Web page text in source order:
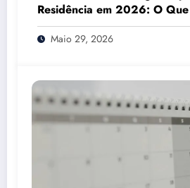
Residência em 2026: O
Mesmo
Maio 29, 2026